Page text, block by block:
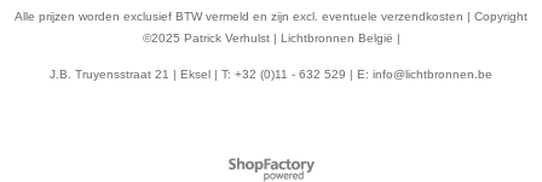
Alle prijzen worden exclusief BTW vermeld en zijn excl. eventuele verzendkosten | Copyright
©2025 Patrick Verhulst | Lichtbronnen België |
J.B. Truyensstraat 21 | Eksel | T: +32 (0)11 - 632 529 | E: info@lichtbronnen.be
Webwinkel gemaakt met
ShopFactory webwinkel